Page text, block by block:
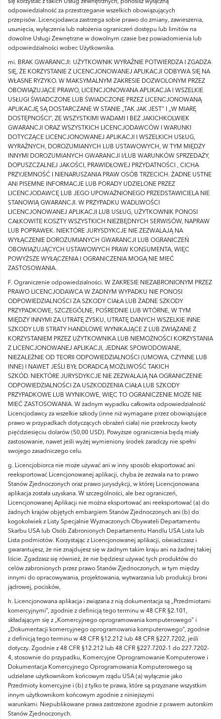
się korzystać z takich Usług zewnętrznych, ponosisz wyłączną
odpowiedzialność za przestrzeganie wszelkich obowiązujących
przepisów. Licencjodawca zastrzega sobie prawo do zmiany, zawieszenia,
usunięcia, wyłączenia lub nałożenia ograniczeń dostępu lub limitów na
dowolne Usługi Zewnętrzne w dowolnym czasie bez powiadomienia lub
odpowiedzialności wobec Użytkownika.
mi. BRAK GWARANCJI: UŻYTKOWNIK WYRAŹNIE POTWIERDZA I ZGADZA
SIĘ, ŻE KORZYSTANIE Z LICENCJONOWANEJ APLIKACJI ODBYWA SIĘ NA
WŁASNE RYZYKO. W MAKSYMALNYM ZAKRESIE DOZWOLONYM PRZEZ
OBOWIĄZUJĄCE PRAWO, LICENCJONOWANA APLIKACJA I WSZELKIE
USŁUGI ŚWIADCZONE LUB ŚWIADCZONE PRZEZ LICENCJONOWANĄ
APLIKACJĘ SĄ DOSTARCZANE W STANIE „TAK JAK JEST” I „W MIARĘ
DOSTĘPNOŚCI”, ZE WSZYSTKIMI WADAMI I BEZ JAKICHKOLWIEK
GWARANCJI ORAZ WSZYSTKICH LICENCJODAWCÓW I WARUNKI
DOTYCZĄCE LICENCJONOWANEJ APLIKACJI I WSZELKICH USŁUG,
WYRAŹNYCH, DOROZUMIANYCH LUB USTAWOWYCH, W TYM MIĘDZY
INNYMI DOROZUMIANYCH GWARANCJI I/LUB WARUNKÓW SPRZEDAŻY,
DOPUSZCZALNEJ JAKOŚCI, PRAWIDŁOWEJ PRZYDATNOŚCI , CICHA
PRZYJEMNOŚĆ I NIENARUSZANIA PRAW OSÓB TRZECICH. ŻADNE USTNE
ANI PISEMNE INFORMACJE LUB PORADY UDZIELONE PRZEZ
LICENCJODAWCĘ LUB JEGO UPOWAŻNIONEGO PRZEDSTAWICIELA NIE
STANOWIĄ GWARANCJI. W PRZYPADKU WADLIWOŚCI
LICENCJONOWANEJ APLIKACJI LUB USŁUG, UŻYTKOWNIK PONOSI
CAŁKOWITE KOSZTY WSZYSTKICH NIEZBĘDNYCH SERWISÓW, NAPRAW
LUB POPRAWEK. NIEKTÓRE JURYSDYKCJE NIE ZEZWALAJĄ NA
WYŁĄCZENIE DOROZUMIANYCH GWARANCJI LUB OGRANICZEŃ
OBOWIĄZUJĄCYCH USTAWOWYCH PRAW KONSUMENTA, WIĘC
POWYŻSZE WYŁĄCZENIA I OGRANICZENIA MOGĄ NIE MIEĆ
ZASTOSOWANIA.
F. Ograniczenie odpowiedzialności. W ZAKRESIE NIEZABRONIONYM PRZEZ
PRAWO LICENCJODAWCA W ŻADNYM WYPADKU NIE PONOSI
ODPOWIEDZIALNOŚCI ZA SZKODY CIAŁA LUB ŻADNE SZKODY
PRZYPADKOWE, SZCZEGÓLNE, POŚREDNIE LUB WTÓRNE, W TYM
MIĘDZY INNYMI ZA UTRATĘ ZYSKU, UTRATĘ DANYCH WSZELKIE INNE
SZKODY LUB STRATY HANDLOWE WYNIKAJĄCE Z LUB ZWIĄZANE Z
KORZYSTANIEM PRZEZ UŻYTKOWNIKA LUB NIEMOŻNOŚCI KORZYSTANIA
Z LICENCJONOWANEJ APLIKACJI, JEDNAK SPOWODOWANE,
NIEZALEŻNIE OD TEORII ODPOWIEDZIALNOŚCI (UMOWA, CZYNNE LUB
INNE) I NAWET JEŚLI BYŁ DORADCĄ MOŻLIWOŚĆ TAKICH
SZKÓD. NIEKTÓRE JURYSDYKCJE NIE ZEZWALAJĄ NA OGRANICZENIE
ODPOWIEDZIALNOŚCI ZA USZKODZENIA CIAŁA LUB SZKODY
PRZYPADKOWE LUB WYNIKOWE, WIĘC TO OGRANICZENIE MOŻE NIE
MIEĆ ZASTOSOWANIA. W żadnym wypadku całkowita odpowiedzialność
Licencjodawcy za wszelkie szkody (inne niż wymagane przez obowiązujące
prawo w przypadkach dotyczących obrażeń ciała) nie przekroczy kwoty
pięćdziesięciu dolarów (50,00 USD). Powyższe ograniczenia będą miały
zastosowanie, nawet jeśli wyżej wymieniony środek zaradczy nie spełni
swojego zasadniczego celu.
g. Licencjobiorca nie może używać ani w inny sposób eksportować ani
reeksportować Licencjonowanej aplikacji, chyba że zezwala na to prawo
Stanów Zjednoczonych oraz prawo jurysdykcji, w której Licencjonowana
aplikacja została uzyskana. W szczególności, ale bez ograniczeń,
Licencjonowanej Aplikacji nie można eksportować ani reeksportować (a) do
żadnych krajów objętych embargiem Stanów Zjednoczonych ani (b) do
kogokolwiek z Listy Specjalnie Wyznaczonych Obywateli Departamentu
Skarbu USA lub Osób Zabronionych Departamentu Handlu USA Lista lub
Lista podmiotów. Korzystając z Licencjonowanej aplikacji, oświadczasz i
gwarantujesz, że nie znajdujesz się w żadnym takim kraju ani na żadnej takiej
liście. Zgadzasz się również, że nie będziesz używać tych produktów do
celów zabronionych przez prawo Stanów Zjednoczonych, w tym między
innymi do opracowywania, projektowania, wytwarzania lub produkcji broni
jądrowej, pocisków,
h. Licencjonowana aplikacja i związana z nią dokumentacja są „Przedmiotami
komercyjnymi”, zgodnie z definicją tego terminu w 48 CFR §2.101,
składającym się z „Komercyjnego oprogramowania komputerowego” i
„Dokumentacji komercyjnego oprogramowania komputerowego”, zgodnie
z definicją tego terminu w 48 CFR §12.212 lub 48 CFR §227.7202, jeśli
dotyczy. Zgodnie z 48 CFR §12.212 lub 48 CFR §227.7202-1 do 227.7202-
4, stosownie do przypadku, Komercyjne Oprogramowanie Komputerowe i
Dokumentacja Komercyjnego Oprogramowania Komputerowego są
udzielane użytkownikom końcowym rządu USA (a) wyłącznie jako
Przedmioty komercyjne i (b) z tylko te prawa, które są przyznane wszystkim
innym użytkownikom końcowym zgodnie z niniejszymi
warunkami. Niepublikowane prawa zastrzeżone zgodnie z prawem autorskim
Stanów Zjednoczonych.